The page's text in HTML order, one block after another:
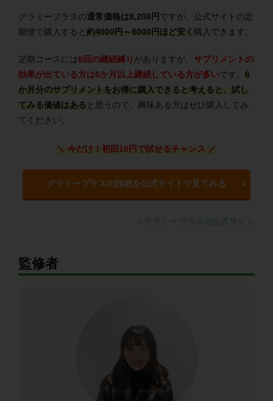
グラミープラスの通常価格は8,208円 ですが、公式サイトの定
期便で購入すると 約4000円～8000円ほど安く 購入できます。
定期コースには6回の継続縛り がありますが、 サプリメントの
効果が出ている方は6か月以上継続している方が多いです。 6
か月分のサプリメントをお得に購入できると考えると、試し
てみる価値はある と思うので、興味ある方はぜひ購入してみ
てください。
＼ 今だけ！初回10円で試せるチャンス ／
グラミープラスの詳細を公式サイトで見てみる
→グラミープラスの公式サイト
監修者